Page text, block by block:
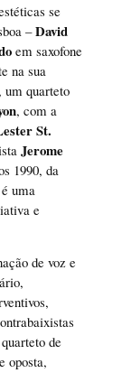
se
–David
em saxofone
na sua
quarteto
, com a
St.
Jerome
1990, da
uma
e
de voz e
de
oposta,